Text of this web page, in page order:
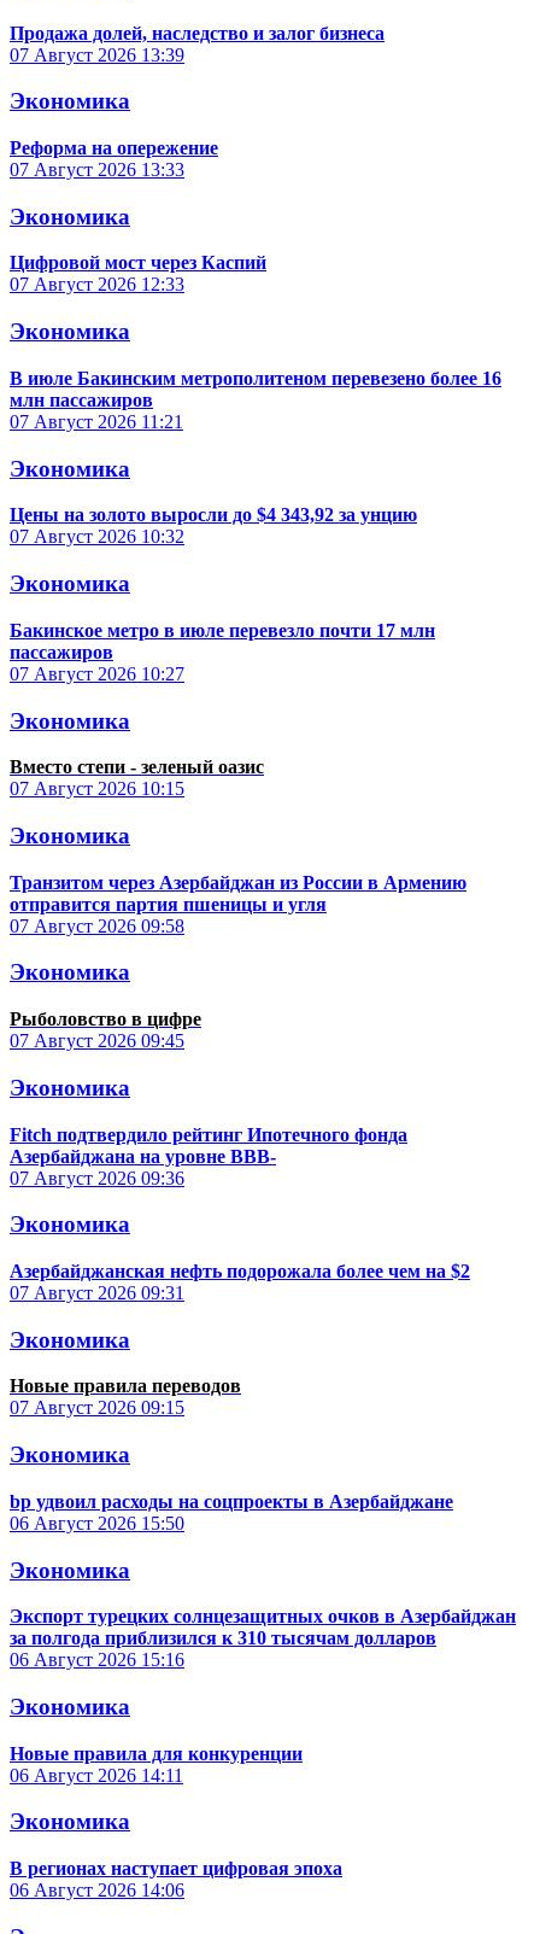
Продажа долей, наследство и залог бизнеса
07 Август 2026 13:39
Экономика
Реформа на опережение
07 Август 2026 13:33
Экономика
Цифровой мост через Каспий
07 Август 2026 12:33
Экономика
В июле Бакинским метрополитеном перевезено более 16
млн пассажиров
07 Август 2026 11:21
Экономика
Цены на золото выросли до $4 343,92 за унцию
07 Август 2026 10:32
Экономика
Бакинское метро в июле перевезло почти 17 млн
пассажиров
07 Август 2026 10:27
Экономика
Вместо степи - зеленый оазис
07 Август 2026 10:15
Экономика
Транзитом через Азербайджан из России в Армению
отправится партия пшеницы и угля
07 Август 2026 09:58
Экономика
Рыболовство в цифре
07 Август 2026 09:45
Экономика
Fitch подтвердило рейтинг Ипотечного фонда
Азербайджана на уровне BBB-
07 Август 2026 09:36
Экономика
Азербайджанская нефть подорожала более чем на $2
07 Август 2026 09:31
Экономика
Новые правила переводов
07 Август 2026 09:15
Экономика
bp удвоил расходы на соцпроекты в Азербайджане
06 Август 2026 15:50
Экономика
Экспорт турецких солнцезащитных очков в Азербайджан
за полгода приблизился к 310 тысячам долларов
06 Август 2026 15:16
Экономика
Новые правила для конкуренции
06 Август 2026 14:11
Экономика
В регионах наступает цифровая эпоха
06 Август 2026 14:06